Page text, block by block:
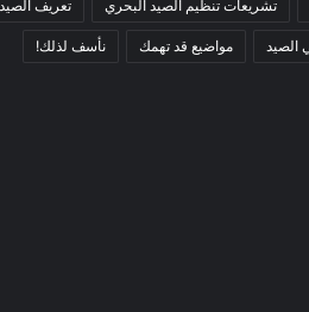
تشريعات تنظيم الصيد البحري تعريف الصيد
الصيد مواضيع قد تهمك نأسف لذلك!